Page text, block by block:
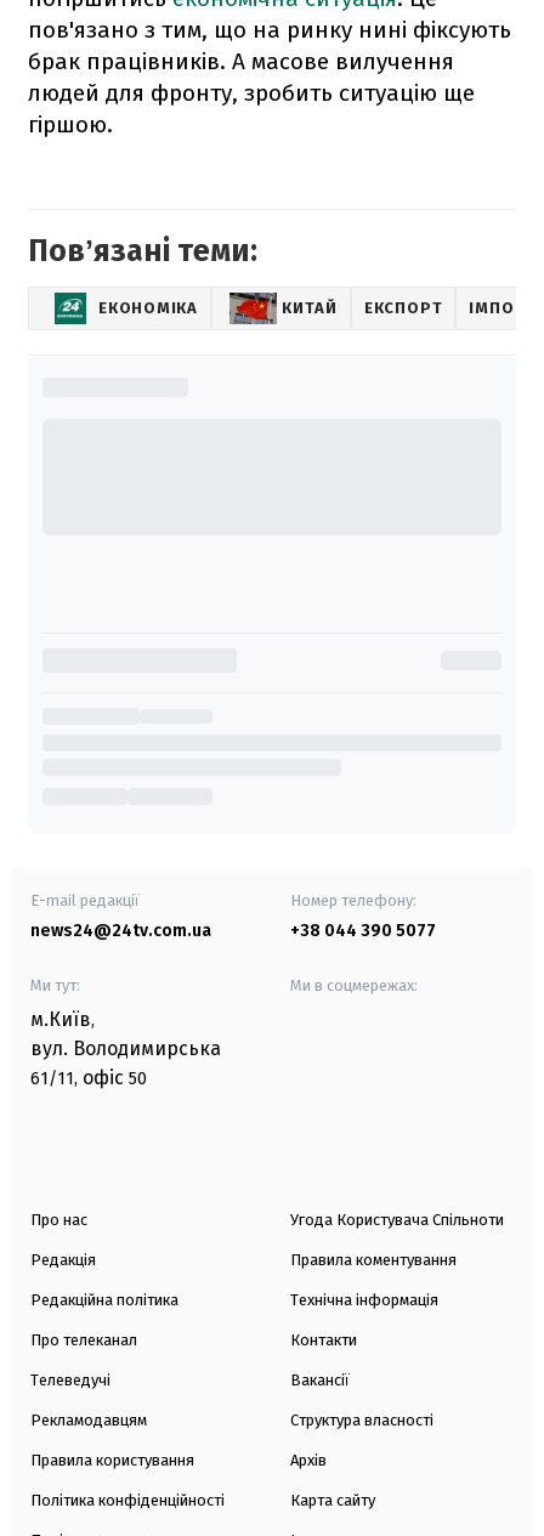
пов'язано з тим, що на ринку нині фіксують
брак працівників. А масове вилучення
людей для фронту, зробить ситуацію ще
гіршою.
Повʼязані теми:
ЕКОНОМІКА КИТАЙ ЕКСПОРТ ІМПОРТ
E-mail редакції
news24@24tv.com.ua
Номер телефону:
+38 044 390 5077
Ми тут:
м.Київ,
вул. Володимирська
61/11, офіс 50
Ми в соцмережах:
Про нас
Редакція
Редакційна політика
Про телеканал
Телеведучі
Рекламодавцям
Правила користування
Політика конфіденційності
Угода Користувача Спільноти
Правила коментування
Технічна інформація
Контакти
Вакансії
Структура власності
Архів
Карта сайту